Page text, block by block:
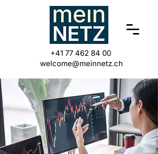
+41 77 462 84 00
welcome@meinnetz.ch